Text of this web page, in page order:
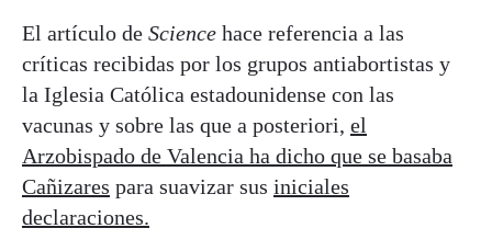
El artículo de Science hace referencia a las
críticas recibidas por los grupos antiabortistas y
la Iglesia Católica estadounidense con las
vacunas y sobre las que a posteriori, el
Arzobispado de Valencia ha dicho que se basaba
Cañizares para suavizar sus iniciales
declaraciones.